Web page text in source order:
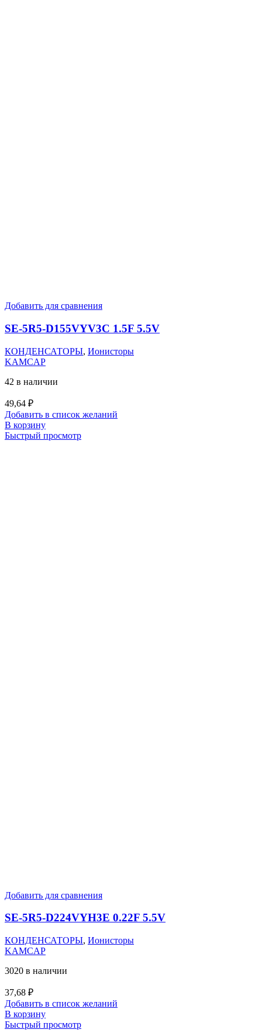
Добавить для сравнения
SE-5R5-D155VYV3C 1.5F 5.5V
КОНДЕНСАТОРЫ, Ионисторы
KAMCAP
42 в наличии
49,64 ₽
Добавить в список желаний
В корзину
Быстрый просмотр
Добавить для сравнения
SE-5R5-D224VYH3E 0.22F 5.5V
КОНДЕНСАТОРЫ, Ионисторы
KAMCAP
3020 в наличии
37,68 ₽
Добавить в список желаний
В корзину
Быстрый просмотр